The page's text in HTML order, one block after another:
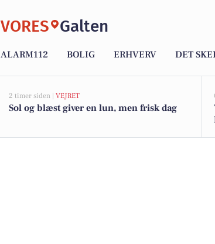
VORES Galten
ALARM112 BOLIG ERHVERV DET
2 timer siden | VEJRET
Sol og blæst giver en lun, men frisk dag